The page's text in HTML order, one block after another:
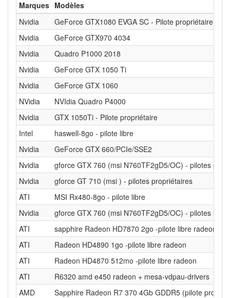
Marques Modèles
Nvidia
GeForce GTX1080 EVGA SC - Pilote propriétaire
Nvidia
GeForce GTX970 4034
Nvidia
Quadro P1000 2018
Nvidia
GeForce GTX 1050 Ti
Nvidia
GeForce GTX 1060
NVidia
NVIdia Quadro P4000
Nvidia
GTX 1050Ti - Pilote propriétaire
Intel
haswell-8go - pilote libre
Nvidia
GeForce GTX 660/PCIe/SSE2
Nvidia
gforce GTX 760 (msi N760TF2gD5/OC) - pilotes
Nvidia
gforce GT 710 (msi ) - pilotes propriétaires
ATI
MSI Rx480-8go - pilote libre
Nvidia
gforce GTX 760 (msi N760TF2gD5/OC) - pilotes libre
ATI
sapphire Radeon HD7870 2go -pilote libre radeon
ATI
Radeon HD4890 1go -pilote libre radeon
ATI
Radeon HD4870 512mo -pilote libre radeon
ATI
R6320 amd e450 radeon + mesa-vdpau-drivers
AMD
Sapphire Radeon R7 370 4Gb GDDR5 (pilote